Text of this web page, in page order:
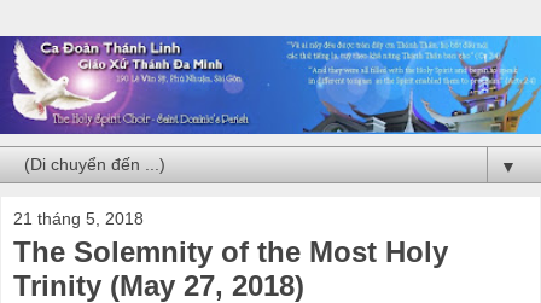
▼
21 tháng 5, 2018
The Solemnity of the Most Holy
Trinity (May 27, 2018)